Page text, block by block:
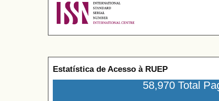
Estatística de Acesso à RUEP
58,970 Total